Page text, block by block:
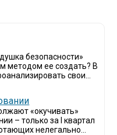
безопасности»
методом ее создать? В
свои...
«окучивать»
– только за I квартал
нелегально...